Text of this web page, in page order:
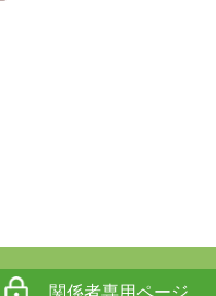
関係者専用ページ